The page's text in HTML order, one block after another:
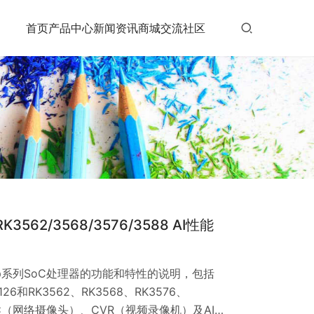
首页产品中心新闻资讯商城交流社区
3568/3576/3588 AI性能
列SoC处理器的功能和特性的说明，包括
和RK3562、RK3568、RK3576、
网络摄像头）、CVR（视频录像机）及AI